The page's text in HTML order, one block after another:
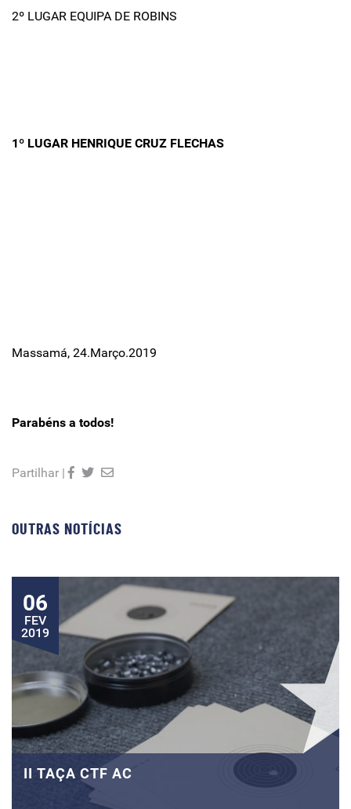
2º LUGAR EQUIPA DE ROBINS
1º LUGAR HENRIQUE CRUZ FLECHAS
Massamá, 24.Março.2019
Parabéns a todos!
Partilhar |
OUTRAS NOTÍCIAS
06
FEV
2019
II TAÇA CTF AC